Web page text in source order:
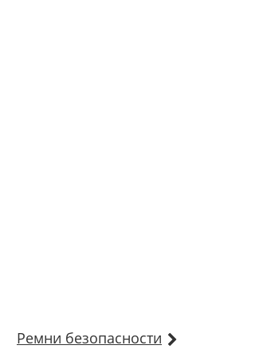
Ремни безопасности